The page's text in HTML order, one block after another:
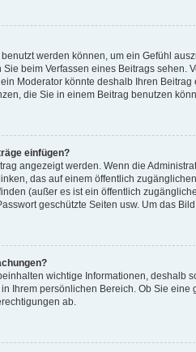
werden können, um ein Gefühl
beim Verfassen eines Beitrags
Moderator könnte deshalb Ihren
die Sie in einem Beitrag benutzen
einfügen?
angezeigt werden. Wenn die
das auf einem öffentlich
(außer es ist ein öffentlich
geschützte Seiten usw. Um das
wichtige Informationen, deshalb
Ihrem persönlichen Bereich. Ob Sie
ab.